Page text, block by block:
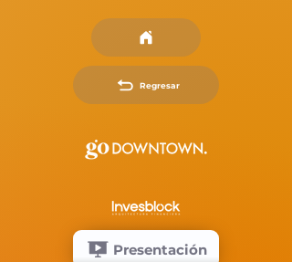
Regresar
Presentación